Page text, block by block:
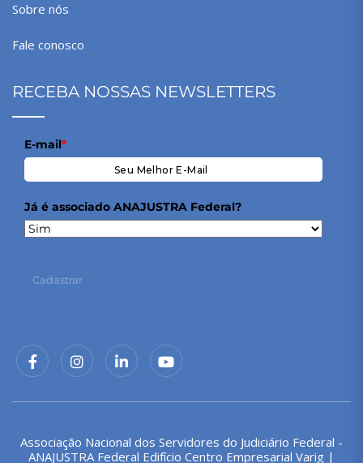
Sobre nós
Fale conosco
RECEBA NOSSAS NEWSLETTERS
E-mail*
Já é associado ANAJUSTRA Federal?
Cadastrar
Associação Nacional dos Servidores do Judiciário Federal -
ANAJUSTRA Federal Edifício Centro Empresarial Varig |